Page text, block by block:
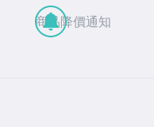
商品降價通知